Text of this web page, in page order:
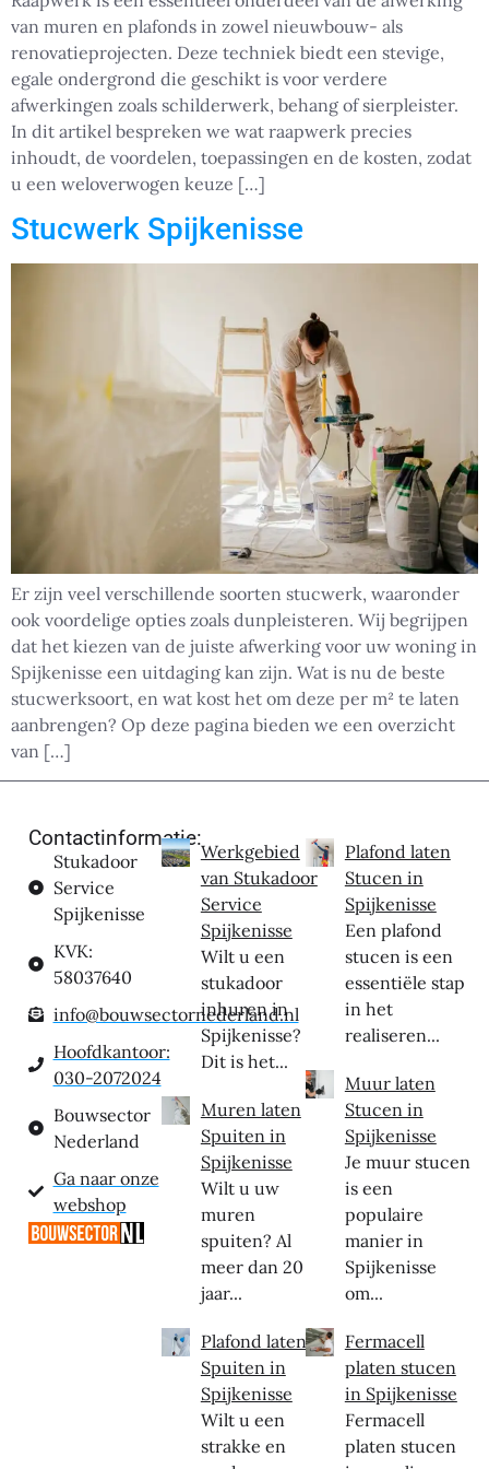
van muren en plafonds in zowel nieuwbouw- als
renovatieprojecten. Deze techniek biedt een stevige,
egale ondergrond die geschikt is voor verdere
afwerkingen zoals schilderwerk, behang of sierpleister.
In dit artikel bespreken we wat raapwerk precies
inhoudt, de voordelen, toepassingen en de kosten, zodat
u een weloverwogen keuze […]
Stucwerk Spijkenisse
Er zijn veel verschillende soorten stucwerk, waaronder
ook voordelige opties zoals dunpleisteren. Wij begrijpen
dat het kiezen van de juiste afwerking voor uw woning in
Spijkenisse een uitdaging kan zijn. Wat is nu de beste
stucwerksoort, en wat kost het om deze per m² te laten
aanbrengen? Op deze pagina bieden we een overzicht
van […]
Contactinformatie:
Stukadoor
Service
Spijkenisse
KVK:
58037640
info@bouwsectornederland.nl
Hoofdkantoor:
030-2072024
Bouwsector
Nederland
Ga naar onze
webshop
Werkgebied
van Stukadoor
Service
Spijkenisse
Wilt u een
stukadoor
inhuren in
Spijkenisse?
Dit is het...
Muren laten
Spuiten in
Spijkenisse
Wilt u uw
muren
spuiten? Al
meer dan 20
jaar...
Plafond laten
Spuiten in
Spijkenisse
Wilt u een
strakke en
Plafond laten
Stucen in
Spijkenisse
Een plafond
stucen is een
essentiële stap
in het
realiseren...
Muur laten
Stucen in
Spijkenisse
Je muur stucen
is een
populaire
manier in
Spijkenisse
om...
Fermacell
platen stucen
in Spijkenisse
Fermacell
platen stucen